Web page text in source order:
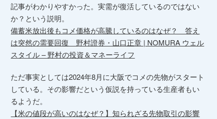
記事がわかりやすかった。実需が復活しているのではない
か？という説明。
備蓄米放出後もコメ価格が高騰しているのはなぜ？ 答え
は突然の需要回復 野村證券・山口正章 | NOMURA ウェル
スタイル – 野村の投資＆マネーライフ
ただ事実としては2024年8月に大阪でコメの先物がスタート
している。その影響だという仮説を持っている生産者もい
るようだ。
【米の値段が高いのはなぜ？】知られざる先物取引の影響